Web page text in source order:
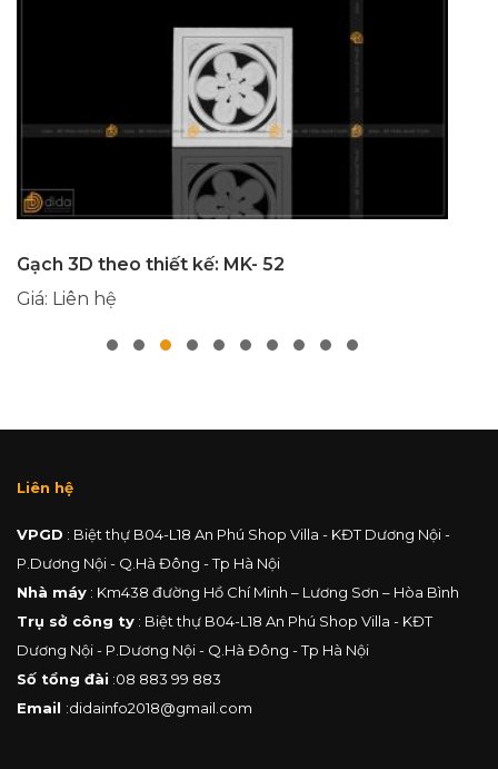
Gạch 3D theo thiết kế: MK- 52
Giá: Liên hệ
Liên hệ
VPGD : Biệt thự B04-L18 An Phú Shop Villa - KĐT Dương Nội -
P.Dương Nội - Q.Hà Đông - Tp Hà Nội
Nhà máy : Km438 đường Hồ Chí Minh – Lương Sơn – Hòa Bình
Trụ sở công ty : Biệt thự B04-L18 An Phú Shop Villa - KĐT
Dương Nội - P.Dương Nội - Q.Hà Đông - Tp Hà Nội
Số tổng đài :08 883 99 883
Email :didainfo2018@gmail.com